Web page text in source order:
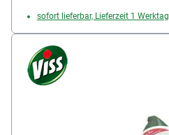
sofort lieferbar, Lieferzeit 1 Werktag